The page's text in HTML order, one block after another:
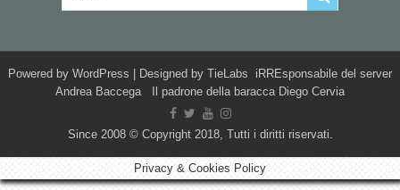
Powered by WordPress | Designed by TieLabs iRREsponsabile del server
Andrea Baccega Il padrone della baracca Diego Cervia
Since 2008 © Copyright 2018, Tutti i diritti riservati.
Privacy & Cookies Policy